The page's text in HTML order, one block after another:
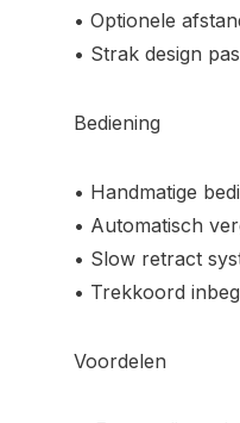
• Optionele
• Strak design
Bediening
• Handmatige
• Automatisch
• Slow retract
• Trekkoord
Voordelen